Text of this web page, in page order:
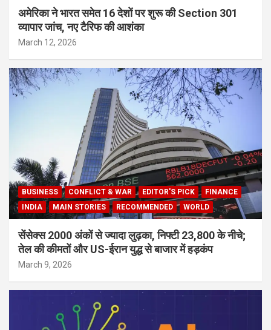
अमेरिका ने भारत समेत 16 देशों पर शुरू की Section 301
व्यापार जांच, नए टैरिफ की आशंका
March 12, 2026
BUSINESS CONFLICT & WAR EDITOR'S PICK
FINANCE
INDIA
MAIN STORIES RECOMMENDED WORLD
सेंसेक्स 2000 अंकों से ज्यादा लुढ़का, निफ्टी 23,800 के नीचे;
तेल की कीमतों और US-ईरान युद्ध से बाजार में हड़कंप
March 9, 2026